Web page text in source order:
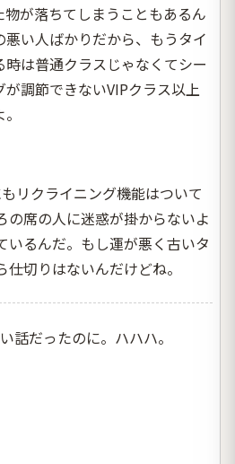
物が落ちてしまうこともあるん
い人ばかりだから、もうタイ
は普通クラスじゃなくてシー
が調節できないVIPクラス以上
リクライニング機能はついて
の席の人に迷惑が掛からないよ
いるんだ。もし運が悪く古いタ
切りはないんだけどね。
話だったのに。ハハハ。